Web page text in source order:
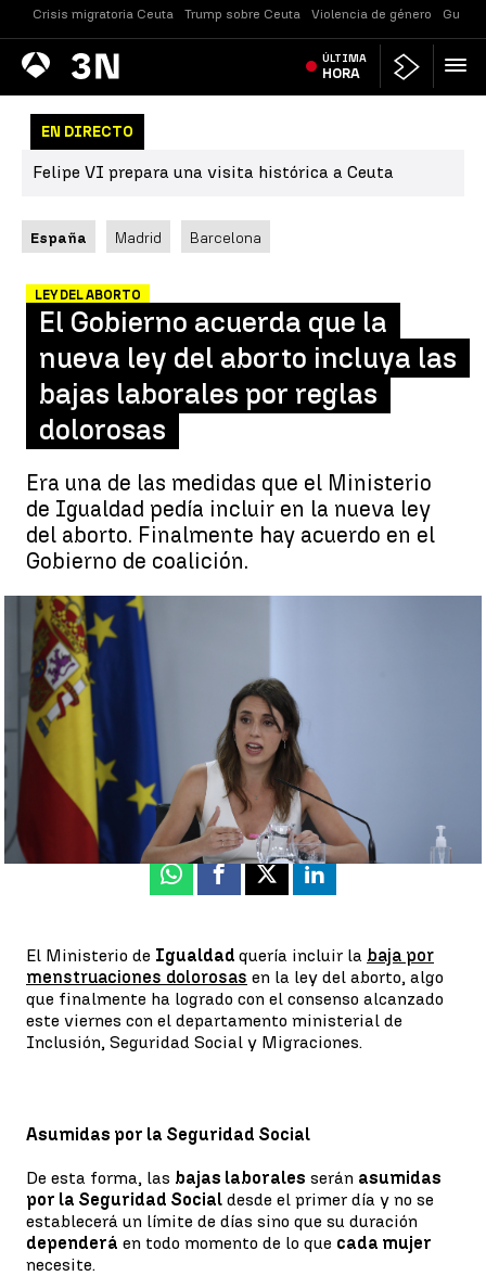
Crisis migratoria Ceuta Trump sobre Ceuta Violencia de género
Antena
3 Noticias ÚLTIMA
HORA
EN DIRECTO
Felipe VI prepara una visita histórica a Ceuta
España Madrid Barcelona
LEY DEL ABORTO
El Gobierno acuerda que la
nueva ley del aborto incluya las
bajas laborales por reglas
dolorosas
Era una de las medidas que el Ministerio
de Igualdad pedía incluir en la nueva ley
del aborto. Finalmente hay acuerdo en el
Gobierno de coalición.
El Gobierno acuerda que la nueva ley del aborto incluya las
Rosa María Salcedo
Actualizado:
13 de mayo de 2022, 21:23
Publicado:
13 de mayo de 2022, 17:02
Whatsapp
Facebook
X Linkedin
El Ministerio de Igualdad quería incluir la baja por
menstruaciones dolorosas en la ley del aborto, algo
que finalmente ha logrado con el consenso alcanzado
este viernes con el departamento ministerial de
Inclusión, Seguridad Social y Migraciones.
Asumidas por la Seguridad Social
De esta forma, las bajas laborales serán asumidas
por la Seguridad Social desde el primer día y no se
establecerá un límite de días sino que su duración
dependerá en todo momento de lo que cada mujer
necesite.